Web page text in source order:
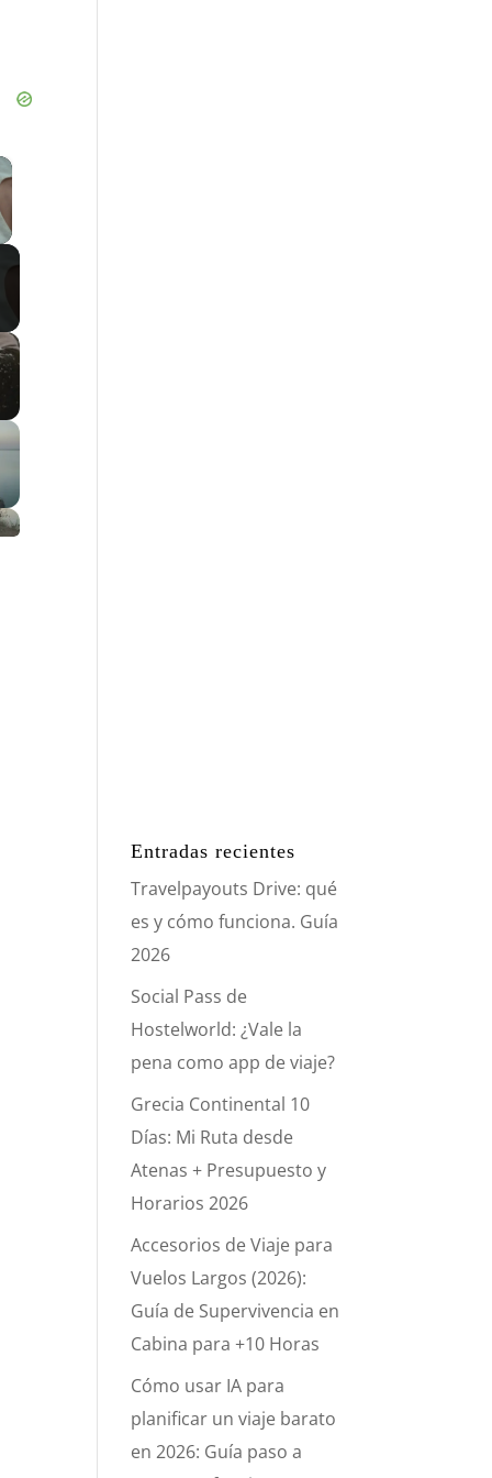
Entradas recientes
Travelpayouts Drive: qué
es y cómo funciona. Guía
2026
Social Pass de
Hostelworld: ¿Vale la
pena como app de viaje?
Grecia Continental 10
Días: Mi Ruta desde
Atenas + Presupuesto y
Horarios 2026
Accesorios de Viaje para
Vuelos Largos (2026):
Guía de Supervivencia en
Cabina para +10 Horas
Cómo usar IA para
planificar un viaje barato
en 2026: Guía paso a